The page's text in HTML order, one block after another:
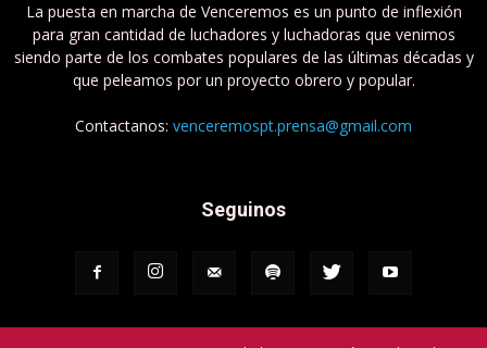
La puesta en marcha de Venceremos es un punto de inflexión
para gran cantidad de luchadores y luchadoras que venimos
siendo parte de los combates populares de las últimas décadas y
que peleamos por un proyecto obrero y popular.
Contactanos: venceremospt.prensa@gmail.com
Seguinos